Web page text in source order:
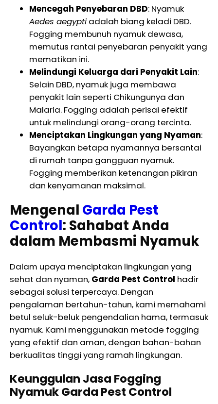
Mencegah Penyebaran DBD: Nyamuk
Aedes aegyptiadalah biang keladi DBD.
Fogging membunuh nyamuk dewasa,
memutus rantai penyebaran penyakit yang
mematikan ini.
Melindungi Keluarga dari Penyakit Lain:
Selain DBD, nyamuk juga membawa
penyakit lain seperti Chikungunya dan
Malaria. Fogging adalah perisai efektif
untuk melindungi orang-orang tercinta.
Menciptakan Lingkungan yang Nyaman:
Bayangkan betapa nyamannya bersantai
di rumah tanpa gangguan nyamuk.
Fogging memberikan ketenangan pikiran
dan kenyamanan maksimal.
Mengenal Garda Pest
Control: Sahabat Anda
dalam Membasmi Nyamuk
Dalam upaya menciptakan lingkungan yang
sehat dan nyaman, Garda Pest Control hadir
sebagai solusi terpercaya. Dengan
pengalaman bertahun-tahun, kami memahami
betul seluk-beluk pengendalian hama, termasuk
nyamuk. Kami menggunakan metode fogging
yang efektif dan aman, dengan bahan-bahan
berkualitas tinggi yang ramah lingkungan.
Keunggulan Jasa Fogging
Nyamuk Garda Pest Control